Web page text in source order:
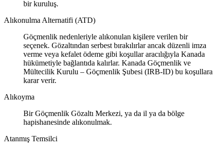
bir kuruluş.
Alıkonulma Alternatifi (ATD)
Göçmenlik nedenleriyle alıkonulan kişilere verilen bir
seçenek. Gözaltından serbest bırakılırlar ancak düzenli imza
verme veya kefalet ödeme gibi koşullar aracılığıyla Kanada
hükümetiyle bağlantıda kalırlar. Kanada Göçmenlik ve
Mültecilik Kurulu – Göçmenlik Şubesi (IRB-ID) bu koşullara
karar verir.
Alıkoyma
Bir Göçmenlik Gözaltı Merkezi, ya da il ya da bölge
hapishanesinde alıkonulmak.
Atanmış Temsilci